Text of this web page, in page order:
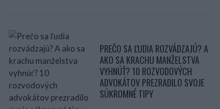
PREČO SA ĽUDIA ROZVÁDZAJÚ? A
AKO SA KRACHU MANŽELSTVA
VYHNÚŤ? 10 ROZVODOVÝCH
ADVOKÁTOV PREZRADILO SVOJE
SÚKROMNÉ TIPY